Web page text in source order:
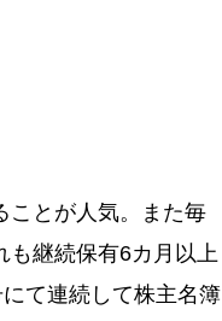
ことが人気。また毎
も継続保有6カ月以上
て連続して株主名簿